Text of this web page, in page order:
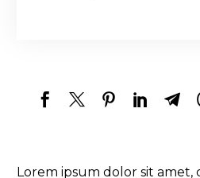
Lorem ipsum dolor sit